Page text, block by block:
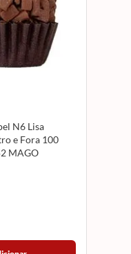
N6 Lisa
e Fora 100
MAGO